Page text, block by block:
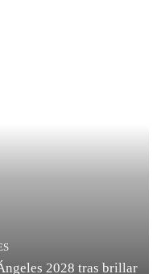
2028 tras brillar